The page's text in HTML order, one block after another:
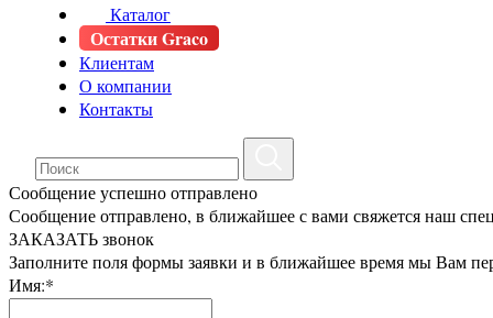
Каталог
Остатки Graco
Клиентам
О компании
Контакты
Сообщение успешно отправлено
Сообщение отправлено, в ближайшее с вами свяжется наш
ЗАКАЗАТЬ звонок
Заполните поля формы заявки и в ближайшее время мы Вам
Имя:*